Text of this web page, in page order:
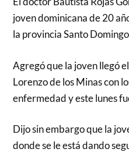
joven dominicana de 20
la provincia Santo
Agregó que la joven llegó
Lorenzo de los Minas con
enfermedad y este lunes
Dijo sin embargo que la
donde se le está dando